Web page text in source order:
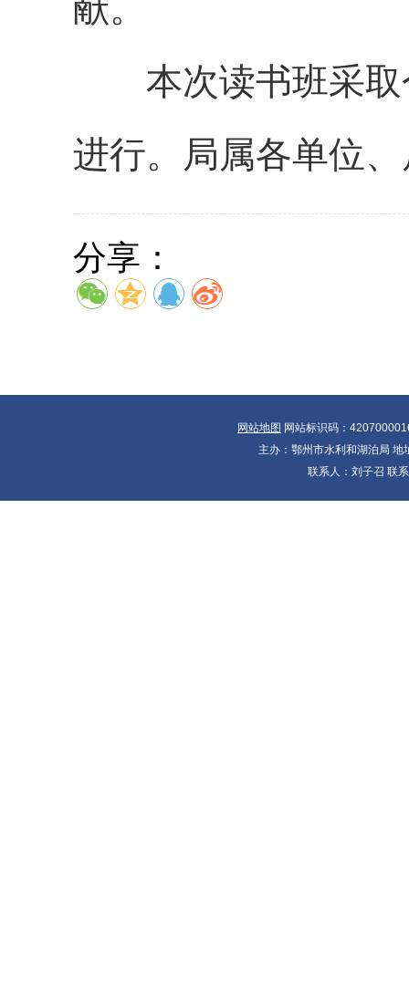
献。
本次读书班采
进行。局属各单位
分享：
网站地图 网站标识码：
主办：鄂州市水利和湖泊局
联系人：刘子召 联